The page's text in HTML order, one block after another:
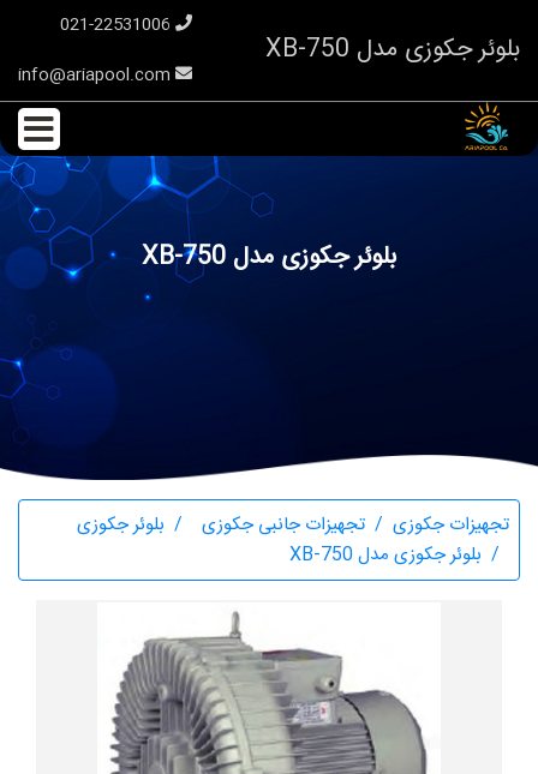
بلوئر جکوزی مدل XB-750
بلوئر جکوزی مدل XB-750
تجهیزات جکوزی تجهیزات جانبی جکوزی
بلوئر جکوزی
بلوئر جکوزی مدل XB-750